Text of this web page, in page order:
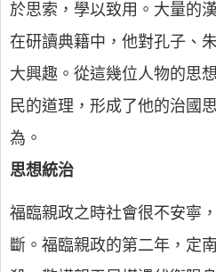
於思索，學以致用。大量的
在研讀典籍中，他對孔子、
大興趣。從這幾位人物的思
民的道理，形成了他的治國
為。
思想統治
福臨親政之時社會很不安寧
斷。福臨親政的第二年，定